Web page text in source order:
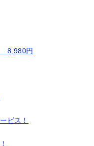
8,980円
ビス！